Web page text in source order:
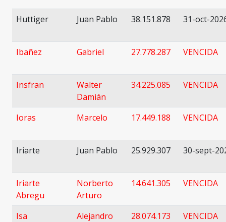
Huttiger Juan Pablo 38.151.878 31-oct-
Ibañez Gabriel 27.778.287 VENCIDA
Insfran
Walter
Damián
34.225.085 VENCIDA
Ioras Marcelo 17.449.188 VENCIDA
Iriarte Juan Pablo 25.929.307 30-sept-
Iriarte
Abregu
Norberto
Arturo
14.641.305 VENCIDA
Isa
Alejandro
28.074.173 VENCIDA